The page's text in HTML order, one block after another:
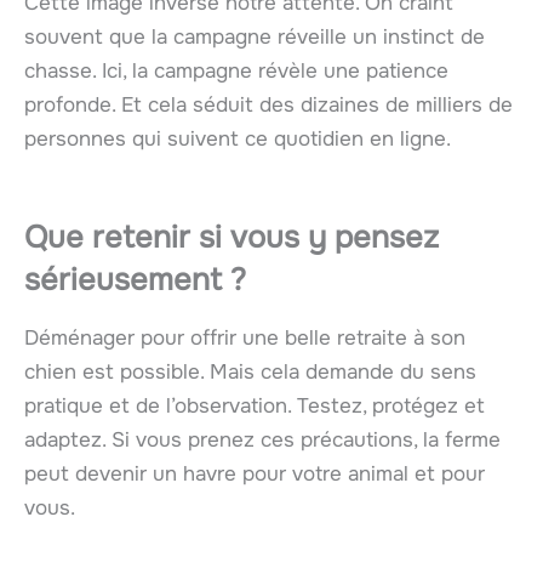
souvent que la campagne réveille un instinct de
chasse. Ici, la campagne révèle une patience
profonde. Et cela séduit des dizaines de milliers de
personnes qui suivent ce quotidien en ligne.
Que retenir si vous y pensez
sérieusement ?
Déménager pour offrir une belle retraite à son
chien est possible. Mais cela demande du sens
pratique et de l’observation. Testez, protégez et
adaptez. Si vous prenez ces précautions, la ferme
peut devenir un havre pour votre animal et pour
vous.